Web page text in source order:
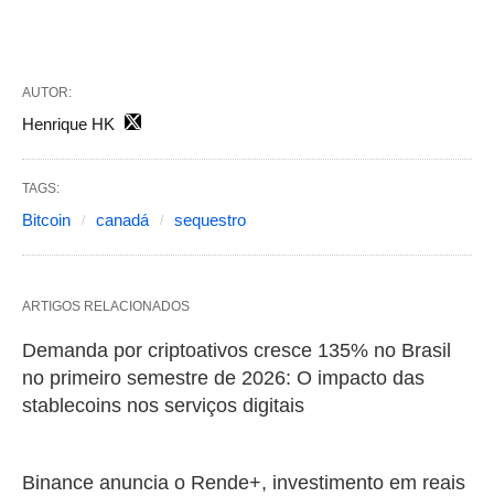
AUTOR:
Henrique HK
TAGS:
Bitcoin canadá sequestro
ARTIGOS RELACIONADOS
Demanda por criptoativos cresce 135% no Brasil
no primeiro semestre de 2026: O impacto das
stablecoins nos serviços digitais
Binance anuncia o Rende+, investimento em reais